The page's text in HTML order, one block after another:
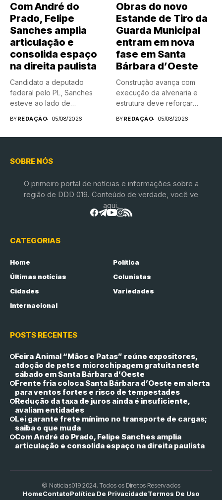
Com André do
Prado, Felipe
Sanches amplia
articulação e
consolida espaço
na direita paulista
Candidato a deputado
federal pelo PL, Sanches
esteve ao lado de
BYREDAÇÃO 05/08/2026
Obras do novo
Estande de Tiro da
Guarda Municipal
entram em nova
fase em Santa
Bárbara d’Oeste
Construção avança com
execução da alvenaria e
estrutura deve reforçar
BYREDAÇÃO 05/08/2026
SOBRE NÓS
O primeiro portal de notícias e informações sobre a
região de DDD 019. Conteúdo de verdade, você ve
aqui.
CATEGORIAS
Home
Política
Últimas notícias
Colunistas
Cidades
Variedades
Internacional
POSTS RECENTES
Feira Animal “Mãos e Patas” reúne expositores,
adoção de pets e microchipagem gratuita neste
sábado em Santa Bárbara d’Oeste
Frente fria coloca Santa Bárbara d’Oeste em alerta
para ventos fortes e risco de tempestades
Redução da taxa de juros ainda é insuficiente,
avaliam entidades
Lei garante frete mínimo no transporte de cargas;
saiba o que muda
Com André do Prado, Felipe Sanches amplia
articulação e consolida espaço na direita paulista
© Noticias019 2024. Todos os Direitos Reservados
HomeContatoPolítica De PrivacidadeTermos De Uso